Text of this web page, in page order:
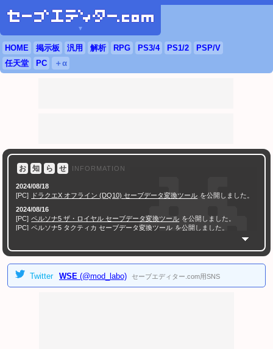
▼
HOME 掲示板 汎用 解析 RPG PS3/4 PS1/2 PSP/V
任天堂
PC ＋α
お 知 ら せ INFORMATION
2024/08/18
[PC]
ドラクエX オフライン (DQ10) セーブデータ変換ツール を公開しました。
2024/08/16
[PC] ペルソナ5 ザ・ロイヤル セーブデータ変換ツール を公開しました。
[PC] ペルソナ5 タクティカ セーブデータ変換ツール を公開しました。
真・女神転生III NOCTURNE HD REMASTER セーブデータ変換ツールを
[PC]真・女神転生V Vengeance セーブデータ変換ツールを公開しました。
[PC]ソウルハッカーズ2 セーブデータ変換ツールを公開しました。
[PC]ペルソナ3 ポータブル チェックサム修正ツール を公開しました。
ペルソナ4 ザ・ゴールデン チェックサム修正ツール
Twitter WSE (@mod_labo) セーブエディター.com用SNS